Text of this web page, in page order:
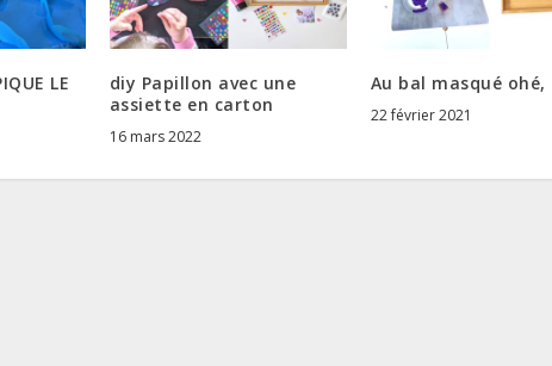
LE
diy Papillon avec une
assiette en carton
16 mars 2022
Au bal masqué ohé,
22 février 2021